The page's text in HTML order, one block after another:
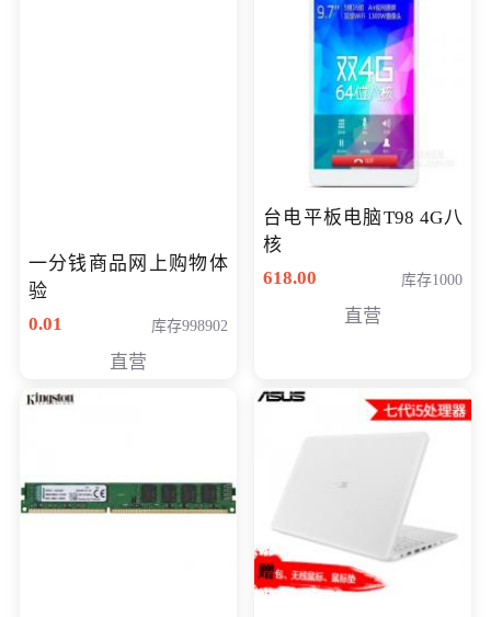
一分钱商品网上购物体
验
0.01
库存998902
直营
台电平板电脑T98 4G八
核
618.00
库存1000
直营